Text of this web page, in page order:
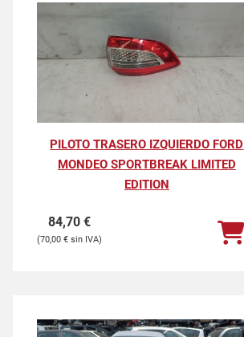
PILOTO TRASERO IZQUIERDO FORD
MONDEO SPORTBREAK LIMITED
EDITION
84,70€
70,00€